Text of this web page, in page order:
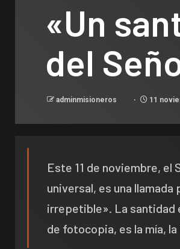
«Un
del
adminmisioneros 11
Este 11 de noviembre, el
universal, es una
irrepetible». La santidad
de fotocopia, es la mía,